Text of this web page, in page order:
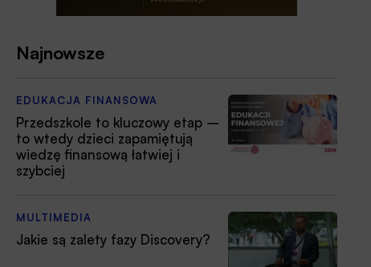
Najnowsze
EDUKACJA FINANSOWA
Przedszkole to kluczowy etap –
to wtedy dzieci zapamiętują
wiedzę finansową łatwiej i
szybciej
MULTIMEDIA
Jakie są zalety fazy Discovery?